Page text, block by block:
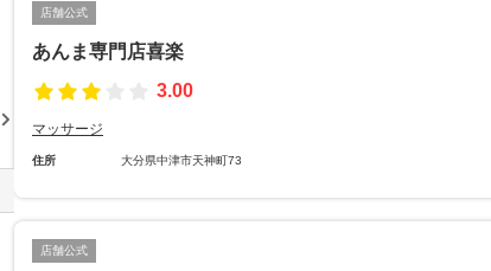
店舗公式
あんま専門店喜楽
3.00
マッサージ
住所 大分県中津市天神町73
店舗公式